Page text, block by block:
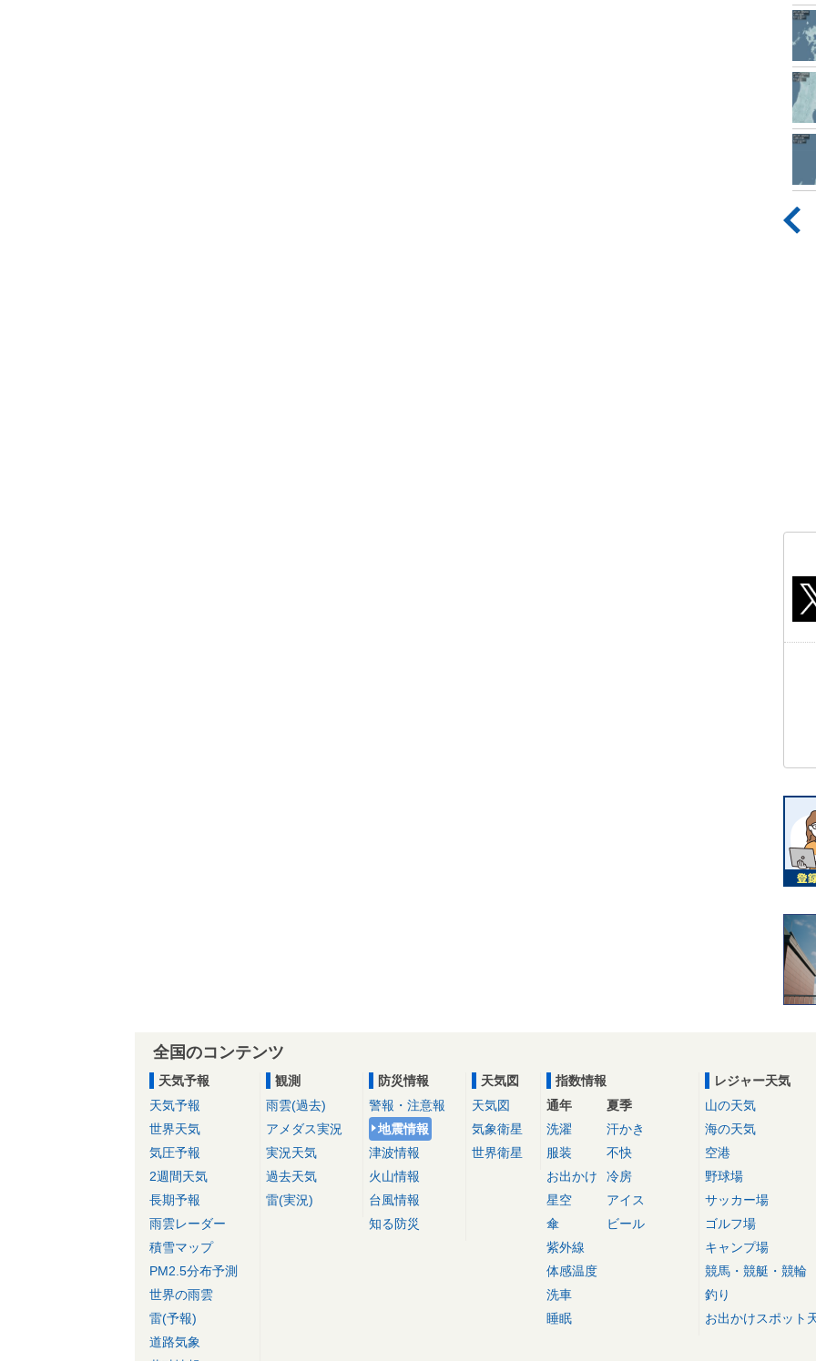
全国のコンテンツ
天気予報
天気予報
世界天気
気圧予報
2週間天気
長期予報
雨雲レーダー
積雪マップ
PM2.5分布予測
世界の雨雲
雷(予報)
道路気象
観測
雨雲(過去)
アメダス実況
実況天気
過去天気
雷(実況)
防災情報
警報・注意報
地震情報
津波情報
火山情報
台風情報
知る防災
天気図
天気図
気象衛星
世界衛星
指数情報
通年
洗濯
服装
お出かけ
星空
傘
紫外線
体感温度
洗車
睡眠
夏季
汗かき
不快
冷房
アイス
ビール
レジャー天気
山の天気
海の天気
空港
野球場
サッカー場
ゴルフ場
キャンプ場
競馬・競艇・競輪
釣り
お出かけスポット